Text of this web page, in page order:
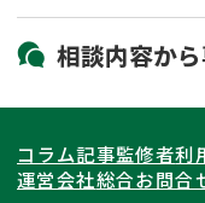
北海道・東北
北海道
岩手県
関東
東京都
東海
相談内容から
相続登記
コラム記事監修者利
運営会社総合お問合